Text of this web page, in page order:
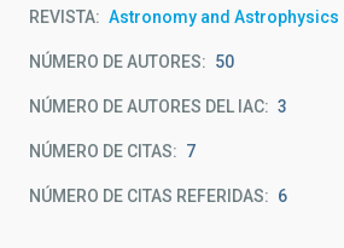
REVISTA Astronomy and Astrophysics
NÚMERO DE AUTORES 50
NÚMERO DE AUTORES DEL IAC 3
NÚMERO DE CITAS 7
NÚMERO DE CITAS REFERIDAS 6